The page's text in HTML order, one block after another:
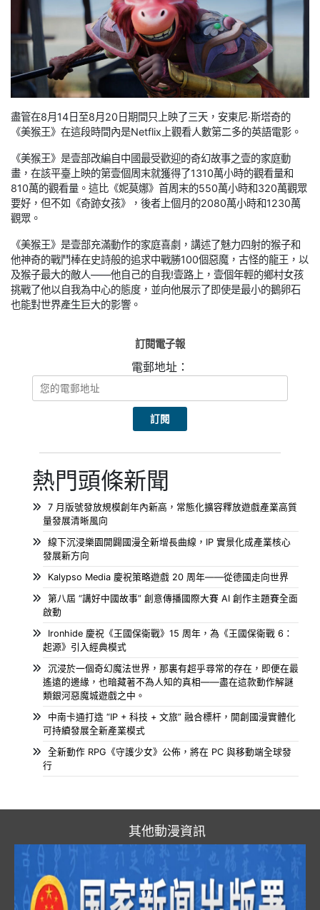
盡管在8月14日至8月20日期間只上映了三天，安東尼·斯塔奇的
《美猴王》在這段時間內是Netflix上觀看人數第二多的英語電影。
《美猴王》是壹部改編自中國最受歡迎的奇幻故事之壹的家庭動
畫，在該平臺上映的第壹個周末就獲得了1310萬小時的觀看量和
810萬的觀看量。這比《妮莫娜》首周末的550萬小時和320萬觀眾
要好，但不如《奇跡女孩》，後者上個月的2080萬小時和1230萬
觀眾。
《美猴王》是壹部充滿動作的家庭喜劇，講述了魅力四射的猴子和
他神奇的戰鬥棒在史詩般的追求中戰勝100個惡魔，古怪的龍王，以
及猴子最大的敵人——他自己的自我!壹路上，壹個年輕的鄉村女孩
挑戰了他以自我為中心的態度，並向他展示了即使是最小的鵝卵石
也能對世界產生巨大的影響。
訂閱電子報
電郵地址：
熱門頭條新聞
7 月版號發放規模創年內新高，常態化擴容釋放遊戲產業高質
量發展清晰風向
線下沉浸樂園開闢國漫全新增長曲線，IP 實景化成產業核心
發展新方向
Kalypso Media 慶祝策略遊戲 20 周年——從德國走向世界
第八屆 “講好中國故事” 創意傳播國際大賽 AI 創作主題賽全面
啟動
Ironhide 慶祝《王國保衛戰》15 周年，為《王國保衛戰 6：
起源》引入經典模式
沉浸於一個奇幻魔法世界，那裏有超乎尋常的存在，即便在最
遙遠的邊緣，也暗藏著不為人知的真相——盡在這款動作解謎
類銀河惡魔城遊戲之中。
中南卡通打造 “IP + 科技 + 文旅” 融合標杆，開創國漫實體化
可持續發展全新產業模式
全新動作 RPG《守護少女》公佈，將在 PC 與移動端全球發
行
其他動漫資訊